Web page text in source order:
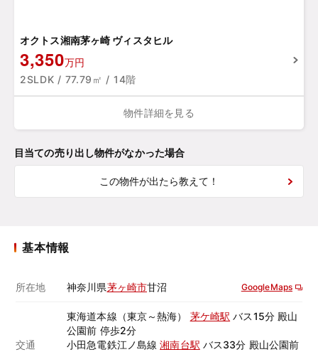
オクトス湘南茅ヶ崎 ヴィスタヒル
3,350万円
2SLDK / 77.79㎡ / 14階
物件詳細を見る
目当ての売り出し物件がなかった場合
この物件が出たら教えて！
基本情報
所在地 神奈川県茅ヶ崎市甘沼 GoogleMaps
交通
東海道本線（東京～熱海） 茅ケ崎駅 バス15分 殿山
公園前 停歩2分
小田急電鉄江ノ島線湘南台駅 バス33分 殿山公園前